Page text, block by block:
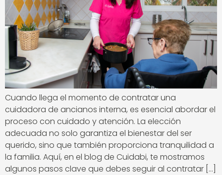
Cuando llega el momento de contratar una
cuidadora de ancianos interna, es esencial abordar el
proceso con cuidado y atención. La elección
adecuada no solo garantiza el bienestar del ser
querido, sino que también proporciona tranquilidad a
la familia. Aquí, en el blog de Cuidabi, te mostramos
algunos pasos clave que debes seguir al contratar […]